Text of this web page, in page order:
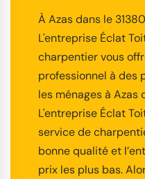
À Azas dans le
L'entreprise Éclat
charpentier vous
professionnel à des
les ménages à Azas
L'entreprise Éclat
service de
bonne qualité et
prix les plus bas.